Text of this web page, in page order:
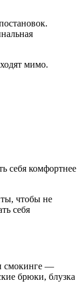
мимо.
себя комфортнее
чтобы не
себя
смокинге —
брюки, блузка